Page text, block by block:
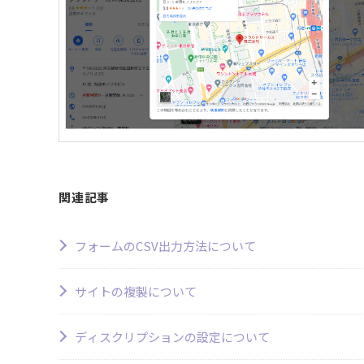
関連記事
フォームのCSV出力方法について
サイトの複製について
ディスクリプションの設定について